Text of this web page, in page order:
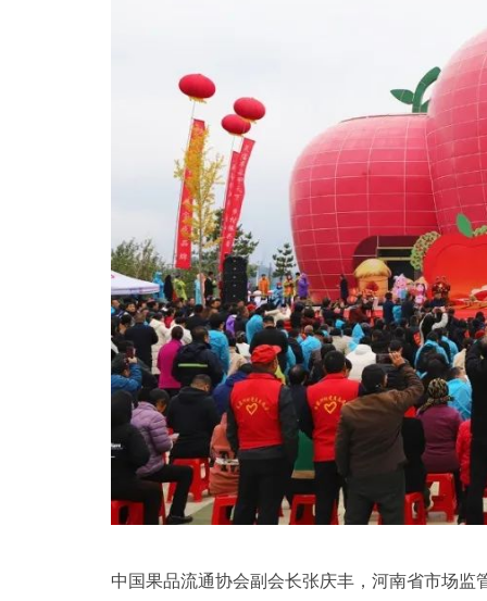
中国果品流通协会副会长张庆丰，河南省市场